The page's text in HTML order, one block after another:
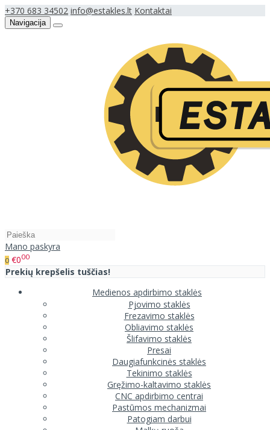
+370 683 34502 info@estakles.lt Kontaktai
Navigacija
Mano paskyra
0 €000
Prekių krepšelis tuščias!
Medienos apdirbimo staklės
Pjovimo staklės
Frezavimo staklės
Obliavimo staklės
Šlifavimo staklės
Presai
Daugiafunkcinės staklės
Tekinimo staklės
Gręžimo-kaltavimo staklės
CNC apdirbimo centrai
Pastūmos mechanizmai
Patogiam darbui